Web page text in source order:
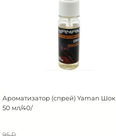
Ароматизатор (спрей) Yaman
50 мл/40/
95 ₽